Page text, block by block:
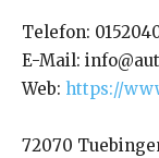
Telefon:
E-Mail:
Web: https://
72070